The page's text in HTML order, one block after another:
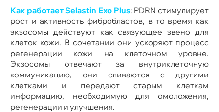
Как работает Selastin Exo Plus: PDRN стимулирует
рост и активность фибробластов, в то время как
экзосомы действуют как связующее звено для
клеток кожи. В сочетании они ускоряют процесс
регенерации кожи на клеточном уровне.
Экзосомы отвечают за внутриклеточную
коммуникацию, они сливаются с другими
клетками и передают старым клеткам
информацию, необходимую для омоложения,
регенерации и улучшения.